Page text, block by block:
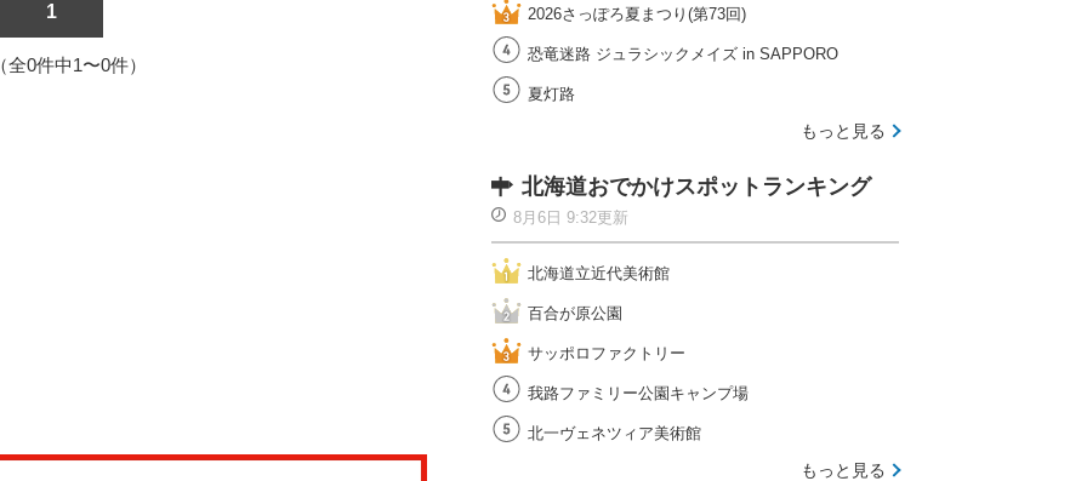
1
全0件中1〜0件）
2026さっぽろ夏まつり(第73回)
恐竜迷路 ジュラシックメイズ in SAPPORO
夏灯路
もっと見る
北海道おでかけスポットランキング
8月6日 9:32更新
北海道立近代美術館
百合が原公園
サッポロファクトリー
我路ファミリー公園キャンプ場
北一ヴェネツィア美術館
もっと見る